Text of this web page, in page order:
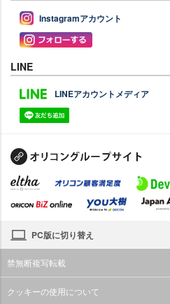
Instagramアカウント
LINE
LINEアカウントメディア
PC版に切り替え
禁無断複写転載
クッキーの使用について